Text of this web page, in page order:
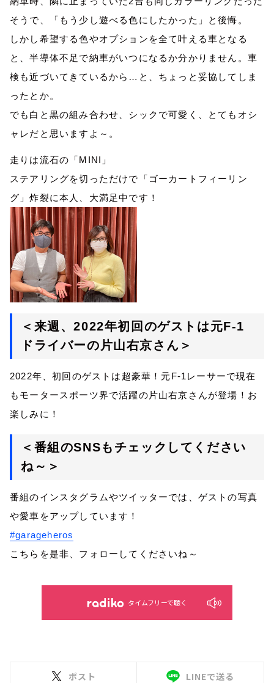
そうで、「もう少し遊べる色にしたかった」と後悔。
しかし希望する色やオプションを全て叶える車となる
と、半導体不足で納車がいつになるか分かりません。車
検も近づいてきているから…と、ちょっと妥協してしま
ったとか。
でも白と黒の組み合わせ、シックで可愛く、とてもオシ
ャレだと思いますよ～。
走りは流石の「MINI 」
ステアリングを切っただけで「ゴーカートフィーリン
グ」炸裂に本人、大満足中です！
＜来週、2022年初回のゲストは元F-1
ドライバーの片山右京さん＞
2022年、初回のゲストは超豪華！元F-1 レーサーで現在
もモータースポーツ界で活躍の片山右京さんが登場！お
楽しみに！
＜番組のSNSもチェックしてください
ね～＞
番組のインスタグラムやツイッターでは、ゲストの写真
や愛車をアップしています！
#garageheros
こちらを是非、フォローしてくださいね～
タイムフリーで聴く
ポスト LINEで送る